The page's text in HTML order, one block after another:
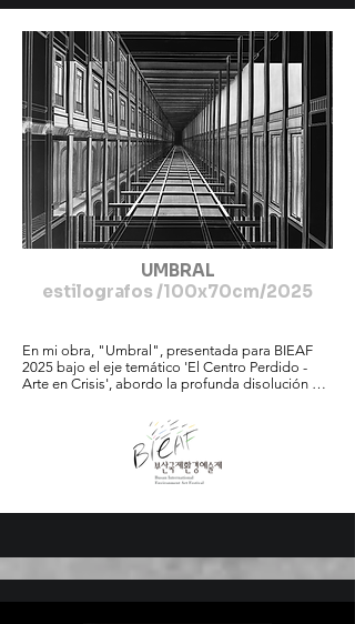
Con “Umbral” propongo una mirada crítica
sobre colapsos urbanos,
ecológicos y existenciales, que dialoga
directamente con BIEAF 2025: “The
Lost Center – Art in Crisis”.
UMBRAL
estilografos /100x70cm/2025
En mi obra, "Umbral", presentada para BIEAF
2025 bajo el eje temático 'El Centro Perdido -
Arte en Crisis', abordo la profunda disolución del
como una fractura existencial y medioambiental.
A través de una perspectiva
arquitectónica laberíntica, construida
meticulosamente con estilógrafos y
acrílico, exploro la sensación de desorientación y
en un mundo donde la estabilidad y el orden
espacios vacíos y perspectivas infinitas, busca
reflejar esta crisis de referentes